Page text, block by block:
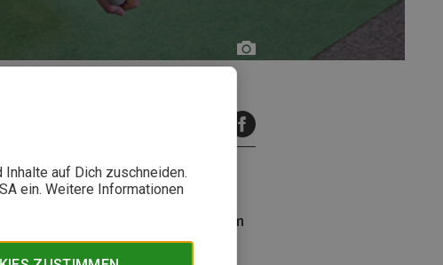
auf Dich zuschneiden.
ein. Weitere Informationen
Hannes
Huch/Café
Christoph Hanke, Kletterathlet im
vor.